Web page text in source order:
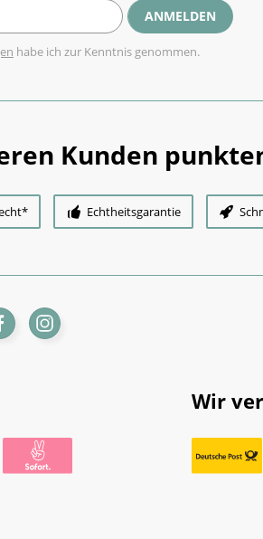
ANMELDEN
habe ich zur Kenntnis genommen.
Kunden
Echtheitsgarantie
Wir